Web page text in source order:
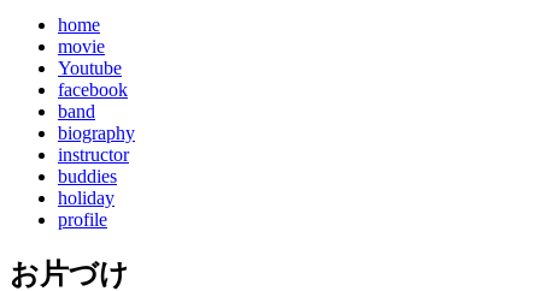
home
movie
Youtube
facebook
band
biography
instructor
buddies
holiday
profile
お片づけ